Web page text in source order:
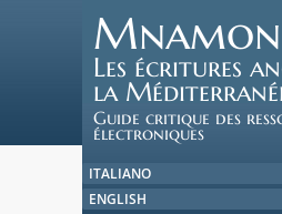
Mnamon
Les écritures
la
Guide critique des
électroniques
ITALIANO
ENGLISH